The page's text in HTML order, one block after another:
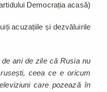
Democrația acasă)
acuzațiile și dezvăluirile
de ani de zile că Rusia nu
ceea ce e oricum
care pozează în